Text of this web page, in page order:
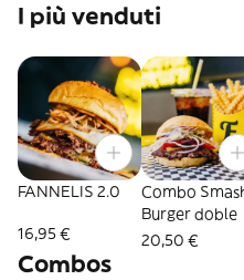
I più venduti
FANNELIS 2.0
16,95 €
Combo
Burger doble
20,50 €
Combos